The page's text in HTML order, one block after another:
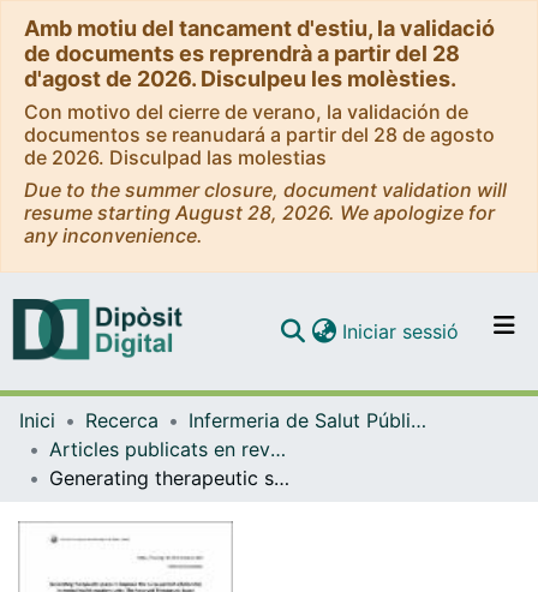
Amb motiu del tancament d'estiu, la validació
de documents es reprendrà a partir del 28
d'agost de 2026. Disculpeu les molèsties.
Con motivo del cierre de verano, la validación de
documentos se reanudará a partir del 28 de agosto
de 2026. Disculpad las molestias
Due to the summer closure, document validation will
resume starting August 28, 2026. We apologize for
any inconvenience.
Navega per tot el DD
Iniciar sessió (current)
Inici Recerca
Infermeria de Salut Pública, Salut Mental i Maternoinfantil
Articles publicats en revistes (Infermeria de Salut Pública, Salut mental i Maternoinfantil)
Generating therapeutic spaces to improve the nurse-patient relationship in mental health inpatient units: The Reserved Therapeutic Space